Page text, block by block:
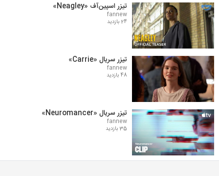
تیزر اسپین‌آف «Neagley»
fannew
24 بازدید
تیزر سریال «Carrie»
fannew
48 بازدید
تیزر سریال «Neuromancer»
fannew
35 بازدید